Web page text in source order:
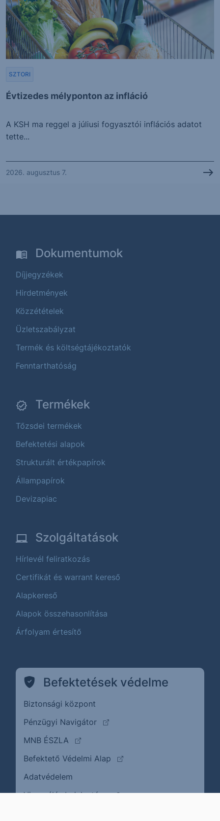
Évtizedes mélyponton az infláció
SZTORI
A KSH ma reggel a júliusi fogyasztói inflációs adatot
tette...
2026. augusztus 7.
Dokumentumok
Díjjegyzékek
Hirdetmények
Közzétételek
Üzletszabályzat
Termék és költségtájékoztatók
Fenntarthatóság
Termékek
Tőzsdei termékek
Befektetési alapok
Strukturált értékpapírok
Állampapírok
Devizapiac
Szolgáltatások
Hírlevél feliratkozás
Certifikát és warrant kereső
Alapkereső
Alapok összehasonlítása
Árfolyam értesítő
Befektetések védelme
Biztonsági központ
Pénzügyi Navigátor
(külső oldalra ugrik)
MNB ÉSZLA
(külső oldalra ugrik)
Befektető Védelmi Alap
(külső oldalra ugrik)
Adatvédelem
Visszaélés bejelentése(külső oldalra ugrik)